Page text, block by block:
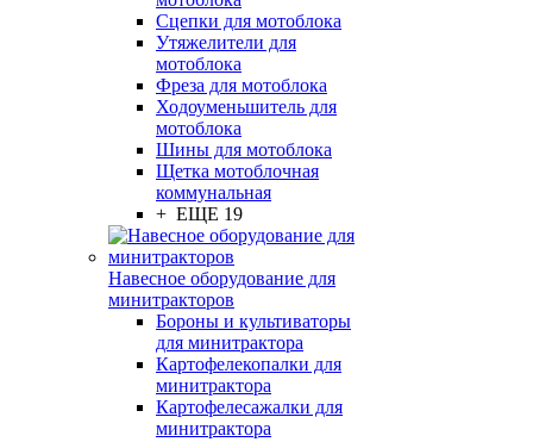
Сцепки для мотоблока
Утяжелители для
мотоблока
Фреза для мотоблока
Ходоуменьшитель для
мотоблока
Шины для мотоблока
Щетка мотоблочная
коммунальная
+ ЕЩЕ 19
Навесное оборудование для
минитракторов
Бороны и культиваторы
для минитрактора
Картофелекопалки для
минитрактора
Картофелесажалки для
минитрактора